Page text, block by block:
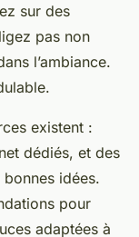
sur des
pas non
l’ambiance.
existent :
dédiés, et des
idées.
pour
adaptées à